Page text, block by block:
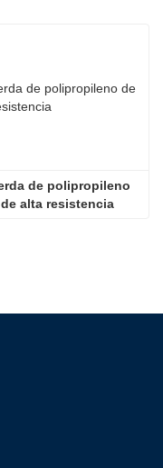
de polipropileno
de alta resistencia